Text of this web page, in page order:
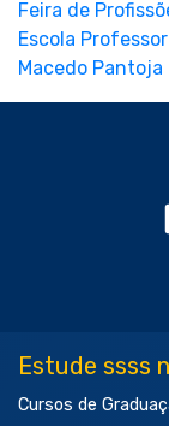
Estude ssss
Cursos de